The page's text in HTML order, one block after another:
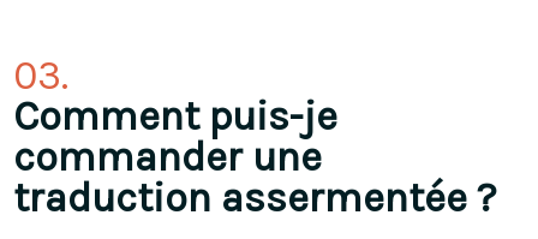
03.
Comment puis-je
commander une
traduction assermentée ?